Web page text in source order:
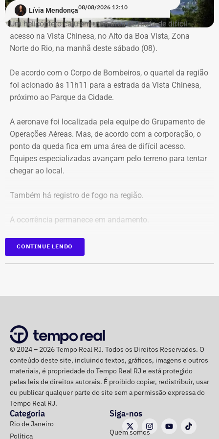
criança de 2 anos — Foto: Reprodução.
O pedido de Búzios à Justiça
Em caráter urgente, antes da apresentação da defesa das
empresas, a prefeitura solicitou:
Preservação integral dos registros dos nove perfis;
Entrega dos dados de titulares e administradores;
Identificação de anunciantes e financiadores;
Cruzamento técnico das informações das contas;
Retirada das publicações relacionadas no processo;
Interrupção de anúncios e impulsionamentos;
Suspensão temporária de contas que não fossem
vinculadas a pessoas autênticas;
Proibição de distribuição paga por contas ainda não
campanha ou conjunto de dados.
No julgamento definitivo, o município pretende obter a
remoção permanente dos conteúdos considerados
ilícitos, a desativação das contas comprovadamente
falsas ou utilizadas continuamente para ilegalidades e a
exclusão de cópias idênticas das publicações.
A ação também busca obrigar os responsáveis a publicar
correções ou retratações por pelo menos 30 dias, além de
ICMBio informou que um pequeno e restrito trecho da
Estrada da Vista Chinesa, em frente ao pagode chinês da
Vista Chinesa, foi interditado. A Vista Chinesa fica dentro
do Parque Nacional da Tijuca
Lívia Mendonça08/08/2026 12:10
Um helicóptero caiu em uma área de mata de difícil
acesso na Vista Chinesa, no Alto da Boa Vista, Zona
Norte do Rio, na manhã deste sábado (08).
De acordo com o Corpo de Bombeiros, o quartel da região
foi acionado às 11h11 para a estrada da Vista Chinesa,
próximo ao Parque da Cidade.
A aeronave foi localizada pela equipe do Grupamento de
Operações Aéreas. Mas, de acordo com a corporação, o
ponto da queda fica em uma área de difícil acesso.
Equipes especializadas avançam pelo terreno para tentar
chegar ao local.
Também há registro de fogo na região.
A ocorrência permanece em andamento.
*Em atualização
CONTINUE LENDO
© 2024 – 2026 Tempo Real RJ. Todos os Direitos Reservados. O
conteúdo deste site, incluindo textos, gráficos, imagens e outros
materiais, é propriedade do Tempo Real RJ e está protegido
pelas leis de direitos autorais. É proibido copiar, redistribuir, usar
ou publicar qualquer parte do site sem a permissão expressa do
Tempo Real RJ.
Categoria
Rio de Janeiro
Política
Siga-nos
Quem somos